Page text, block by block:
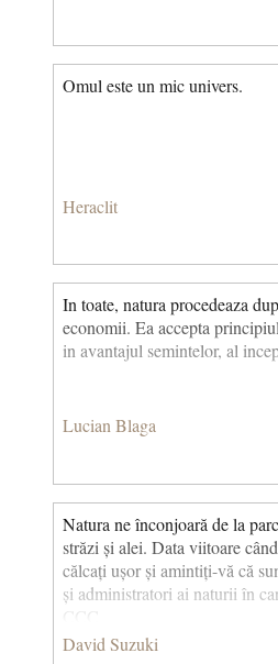
Omul este un mic univers.
Heraclit
In toate, natura procedeaza
economii. Ea accepta
in avantajul semintelor, al
Lucian Blaga
Natura ne înconjoară de la
străzi și alei. Data viitoare
călcați ușor și amintiți-vă că
și administratori ai naturii în
David Suzuki